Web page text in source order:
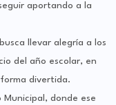
aportando a la
llevar alegría a los
del año escolar, en
divertida.
Municipal, donde ese